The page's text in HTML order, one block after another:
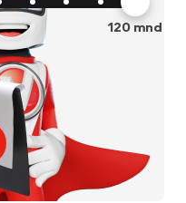
120mnd